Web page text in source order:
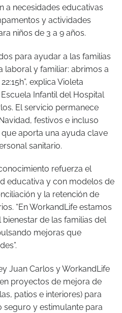
a necesidades educativas
y actividades
niños de 3 a 9 años.
para ayudar a las familias
laboral y familiar: abrimos a
explica Violeta
Infantil del Hospital
El servicio permanece
festivos e incluso
aporta una ayuda clave
sanitario.
refuerza el
educativa y con modelos de
y la retención de
“En WorkandLife estamos
de las familias del
mejoras que
Juan Carlos y WorkandLife
proyectos de mejora de
patios e interiores) para
seguro y estimulante para